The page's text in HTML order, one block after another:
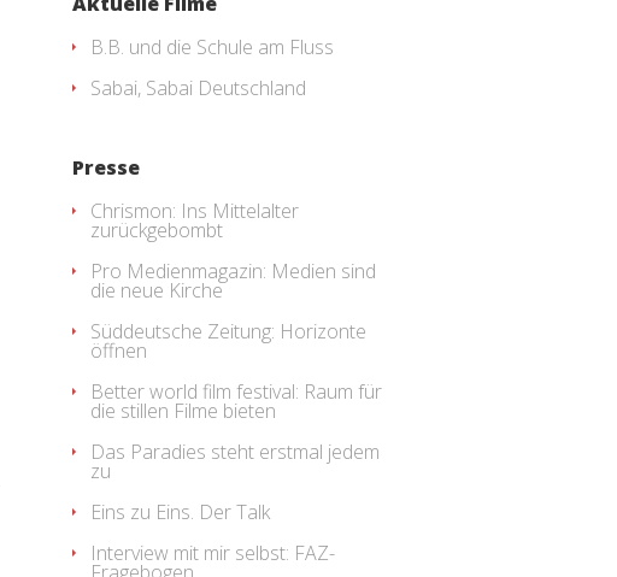
B.B. und die Schule am Fluss
Sabai, Sabai Deutschland
Presse
Chrismon: Ins Mittelalter
zurückgebombt
Pro Medienmagazin: Medien sind
die neue Kirche
Süddeutsche Zeitung: Horizonte
öffnen
Better world film festival: Raum für
die stillen Filme bieten
Das Paradies steht erstmal jedem
zu
Eins zu Eins. Der Talk
Interview mit mir selbst: FAZ-